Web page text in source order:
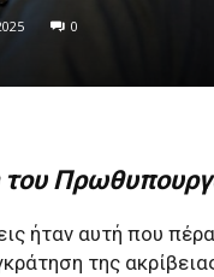
0
του
ήταν αυτή που
της